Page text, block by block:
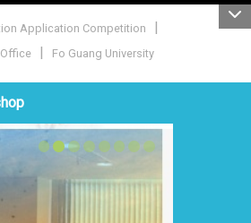
Application Competition |
| Fo Guang University